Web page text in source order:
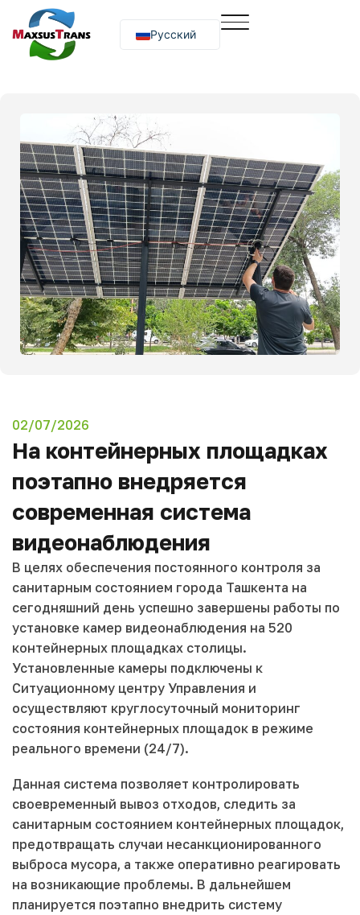
Русский
O‘zbekcha
02/07/2026
На контейнерных площадках
поэтапно внедряется
современная система
видеонаблюдения
В целях обеспечения постоянного контроля за
санитарным состоянием города Ташкента на
сегодняшний день успешно завершены работы по
установке камер видеонаблюдения на 520
контейнерных площадках столицы.
Установленные камеры подключены к
Ситуационному центру Управления и
осуществляют круглосуточный мониторинг
состояния контейнерных площадок в режиме
реального времени (24/7).
Данная система позволяет контролировать
своевременный вывоз отходов, следить за
санитарным состоянием контейнерных площадок,
предотвращать случаи несанкционированного
выброса мусора, а также оперативно реагировать
на возникающие проблемы. В дальнейшем
планируется поэтапно внедрить систему